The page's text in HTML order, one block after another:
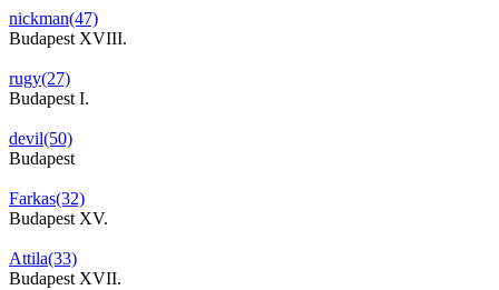
nickman(47)
Budapest XVIII.
rugy(27)
Budapest I.
devil(50)
Budapest
Farkas(32)
Budapest XV.
Attila(33)
Budapest XVII.